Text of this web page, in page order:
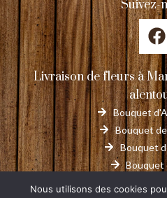
Suivez-
Livraison de fleurs à
Bouquet
Bouquet
Bouquet
Bouquet
Nous utilisons des cookies